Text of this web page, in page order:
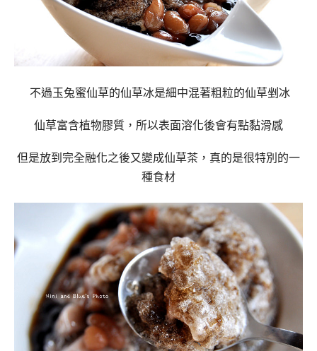
不過玉兔蜜仙草的仙草冰是細中混著粗粒的仙草剉冰
仙草富含植物膠質，所以表面溶化後會有點黏滑感
但是放到完全融化之後又變成仙草茶，真的是很特別的一
種食材